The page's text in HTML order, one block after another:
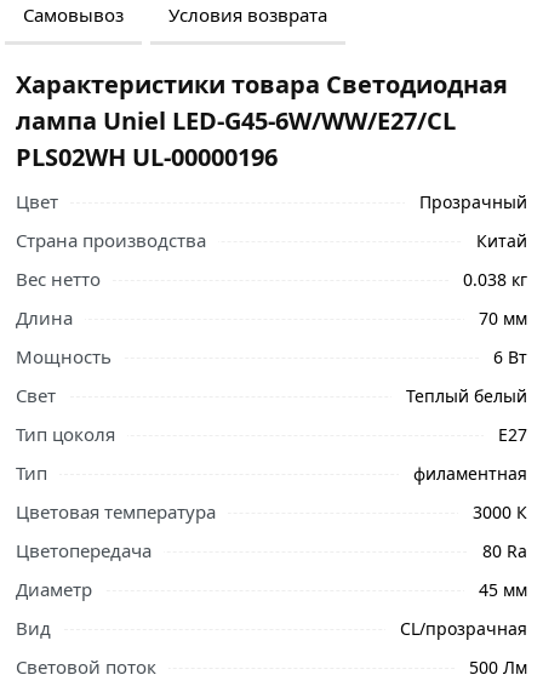
Самовывоз Условия возврата
Ознакомьтесь с подробными характеристиками,
описанием и отзывами о товаре, чтобы сделать
правильный выбор и заказать онлайн. Наши
свяжутся с Вами для согласования условий доставки
или самовывоза.
Светодиодная лампа Uniel LED-G45-6W/WW/E27/CL
PLS02WH UL-00000196 - это серия светодиодных ламп с
ровное свечение лампы.
Характеристики товара Светодиодная
лампа Uniel LED-G45-6W/WW/E27/CL
PLS02WH UL-00000196
Цвет Прозрачный
Страна производства Китай
Вес нетто 0.038 кг
Длина 70 мм
Мощность 6 Вт
Свет Теплый белый
Тип цоколя Е27
Тип филаментная
Цветовая температура 3000 К
Цветопередача 80 Ra
Диаметр 45 мм
Вид CL/прозрачная
Световой поток 500 Лм